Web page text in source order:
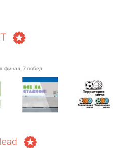
финал, 7 побед